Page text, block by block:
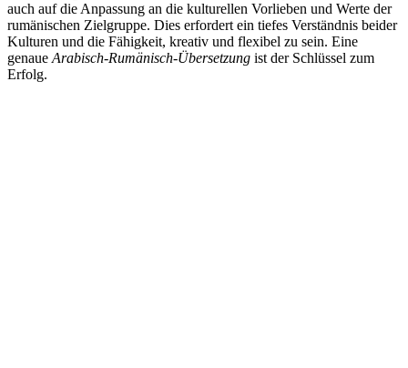
auch auf die Anpassung an die kulturellen Vorlieben und Werte der
rumänischen Zielgruppe. Dies erfordert ein tiefes Verständnis beider
Kulturen und die Fähigkeit, kreativ und flexibel zu sein. Eine
genaue Arabisch-Rumänisch-Übersetzung ist der Schlüssel zum
Erfolg.